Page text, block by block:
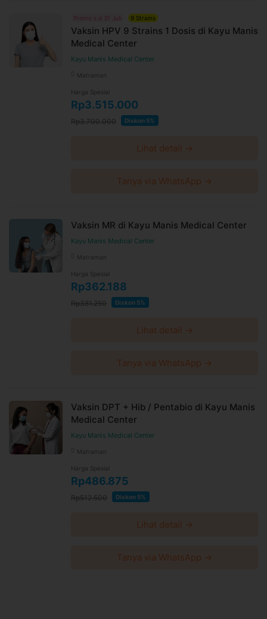
Promo s.d 31 Juli 9 Strains
Vaksin HPV 9 Strains 1 Dosis di Kayu Manis
Medical Center
Kayu Manis Medical Center
Matraman
Harga Spesial
Rp3.515.000
Rp3.700.000 Diskon 5%
Lihat detail →
Tanya via WhatsApp →
Vaksin MR di Kayu Manis Medical Center
Kayu Manis Medical Center
Matraman
Harga Spesial
Rp362.188
Rp381.250 Diskon 5%
Lihat detail →
Tanya via WhatsApp →
Vaksin DPT + Hib / Pentabio di Kayu Manis
Medical Center
Kayu Manis Medical Center
Matraman
Harga Spesial
Rp486.875
Rp512.500 Diskon 5%
Lihat detail →
Tanya via WhatsApp →